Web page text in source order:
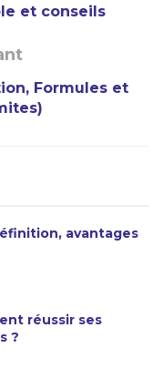
et conseils
Formules et
avantages
réussir ses
?